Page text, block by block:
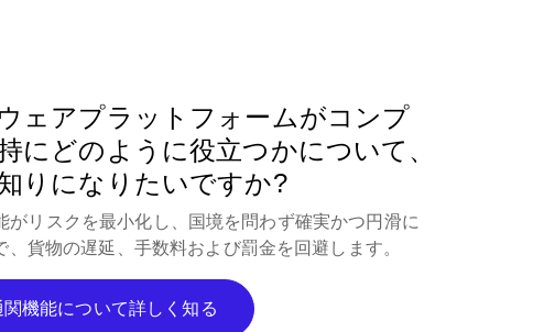
ェアプラットフォームがコンプ
にどのように役立つかについて、
りになりたいですか?
がリスクを最小化し、国境を問わず確実かつ円滑に
貨物の遅延、手数料および罰金を回避します。
機能について詳しく知る